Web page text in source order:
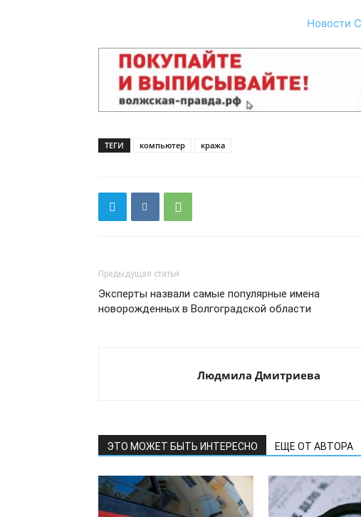
Новости
ТЕГИ компьютер кража
Предыдущая статья
Эксперты назвали самые популярные имена
новорожденных в Волгоградской области
Людмила Дмитриева
ЭТО МОЖЕТ БЫТЬ ИНТЕРЕСНО ЕЩЕ ОТ АВТОРА